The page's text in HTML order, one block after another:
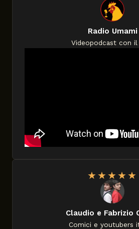
Radio Umami
Videopodcast con il
★★★★★
Claudio e Fabrizio
Comici e youtubers